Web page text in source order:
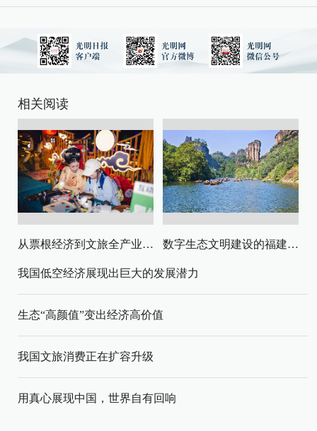
相关阅读
从票根经济到文旅全产业链升级 数字生态文明建设的福建路径与启示
我国低空经济展现出巨大的发展潜力
生态“高颜值”变出经济高价值
我国文旅消费正在扩容升级
用真心展现中国，世界自有回响